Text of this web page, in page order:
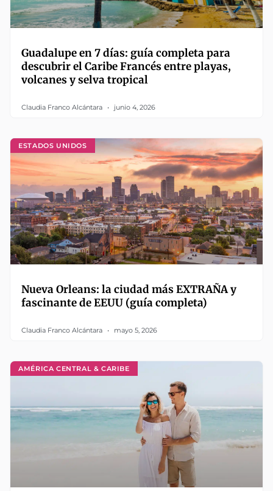
Guadalupe en 7 días: guía completa para
descubrir el Caribe Francés entre playas,
volcanes y selva tropical
Claudia Franco Alcántara junio 4, 2026
ESTADOS UNIDOS
Nueva Orleans: la ciudad más EXTRAÑA y
fascinante de EEUU (guía completa)
Claudia Franco Alcántara mayo 5, 2026
AMÉRICA CENTRAL & CARIBE